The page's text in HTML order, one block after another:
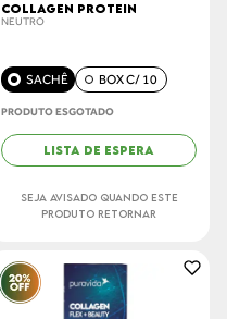
COLLAGEN PROTEIN
NEUTRO
SACHÊ BOX C/ 10
PRODUTO ESGOTADO
LISTA DE ESPERA
SEJA AVISADO QUANDO ESTE
PRODUTO RETORNAR